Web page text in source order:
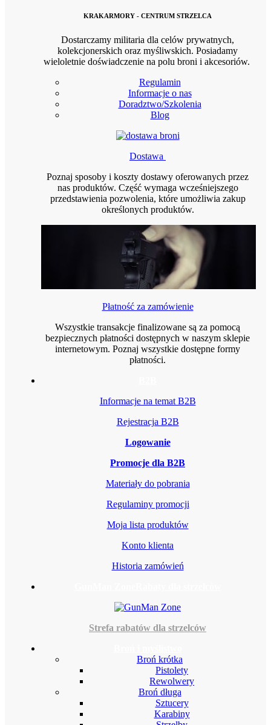
KRAKARMORY - CENTRUM STRZELCA
Dostarczamy militaria dla celów prywatnych,
kolekcjonerskich oraz myśliwskich. Posiadamy
wieloletnie doświadczenie na polu broni i akcesoriów.
Regulamin
Informacje o nas
Doradztwo/Szkolenia
Blog
Dostawa
Poznaj sposoby i koszty dostawy oferowanych przez
nas produktów. Część wymaga wcześniejszego
przedstawienia pozwolenia, które umożliwia zakup
określonych produktów.
Płatność za zamówienie
Wszystkie transakcje finalizowane są za pomocą
bezpiecznych płatności dostępnych w naszym sklepie
internetowym. Poznaj wszystkie dostępne formy
płatności.
Informacje na temat B2B
Rejestracja B2B
Logowanie
Promocje dla B2B
Materiały do pobrania
Regulaminy promocji
Moja lista produktów
Konto klienta
Historia zamówień
Strefa rabatów dla strzelców
Broń krótka
Pistolety
Rewolwery
Broń długa
Sztucery
Karabiny